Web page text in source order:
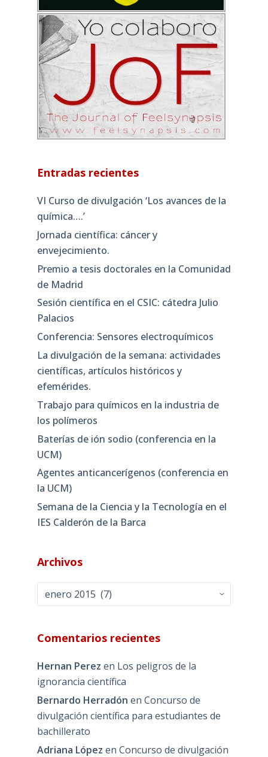
Entradas recientes
VI Curso de divulgación ‘Los avances de la
química….’
Jornada científica: cáncer y
envejecimiento.
Premio a tesis doctorales en la Comunidad
de Madrid
Sesión científica en el CSIC: cátedra Julio
Palacios
Conferencia: Sensores electroquímicos
La divulgación de la semana: actividades
científicas, artículos históricos y
efemérides.
Trabajo para químicos en la industria de
los polímeros
Baterías de ión sodio (conferencia en la
UCM)
Agentes anticancerígenos (conferencia en
la UCM)
Semana de la Ciencia y la Tecnología en el
IES Calderón de la Barca
Archivos
Comentarios recientes
Hernan Perez en Los peligros de la
ignorancia científica
Bernardo Herradón en Concurso de
divulgación científica para estudiantes de
bachillerato
Adriana López en Concurso de divulgación